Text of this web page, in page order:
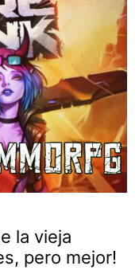
la vieja
pero mejor!